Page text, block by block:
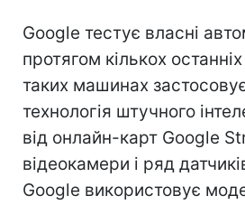
Google тестує власні
протягом кількох
таких машинах
технологія штучного
від онлайн-карт Google
відеокамери і ряд
Google використовує